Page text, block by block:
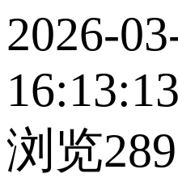
2026-
16:13:13
浏览289